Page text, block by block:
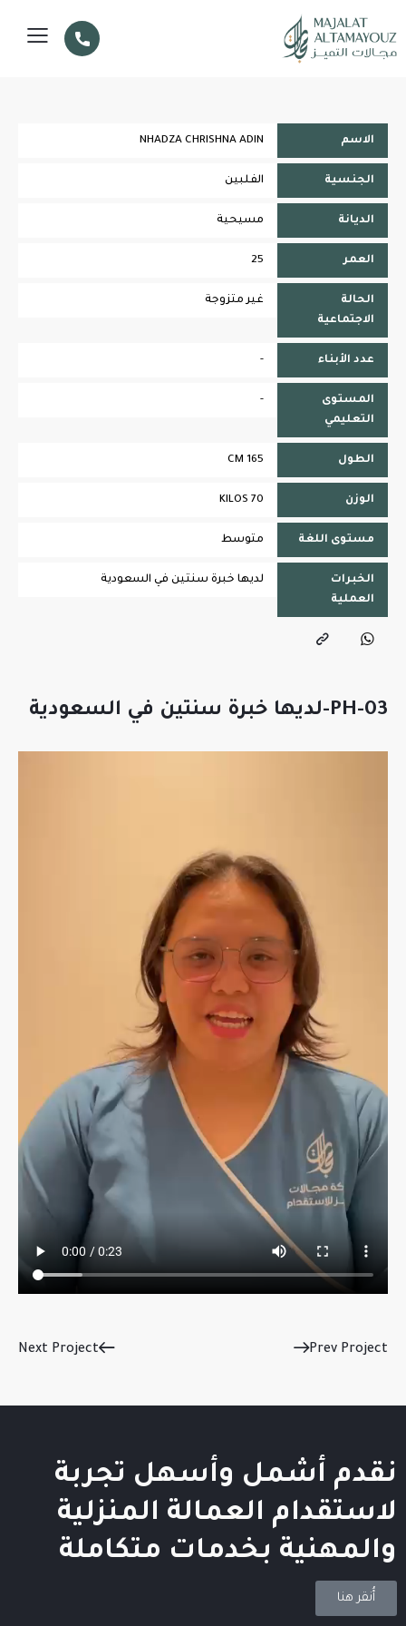
الاسم NHADZA CHRISHNA ADIN
الجنسية الفلبين
الديانة مسيحية
العمر 25
الحالة
الاجتماعية
غير متزوجة
عدد الأبناء -
المستوى
التعليمي
-
الطول 165 CM
الوزن 70 KILOS
مستوى اللغة متوسط
الخبرات
العملية
لديها خبرة سنتين في السعودية
PH-03-لديها خبرة سنتين في السعودية
Prev Project
Next Project
نقدم أشمل وأسهل تجربة
لاستقدام العمالة المنزلية
والمهنية بخدمات متكاملة
أُنقر هنا